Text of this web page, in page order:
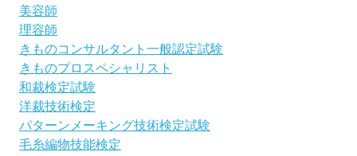
美容師
理容師
きものコンサルタント一般認定試験
きものプロスペシャリスト
和裁検定試験
洋裁技術検定
パターンメーキング技術検定試験
毛糸編物技能検定